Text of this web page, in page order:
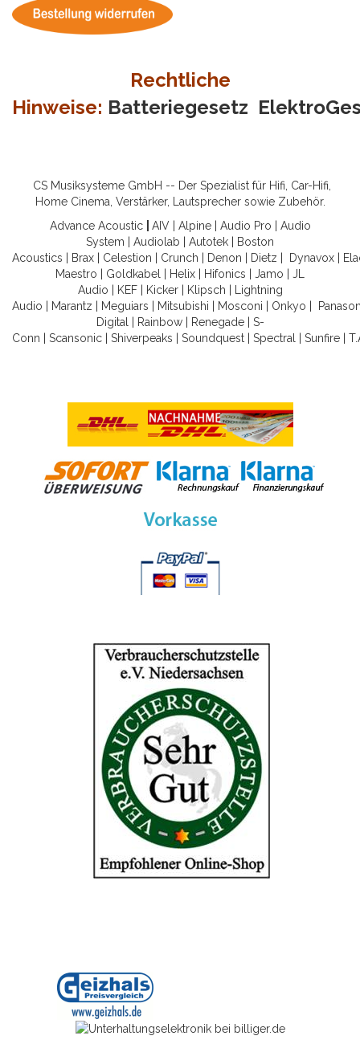
Rechtliche
Hinweise: Batteriegesetz
CS Musiksysteme GmbH -- Der Spezialist für Hifi, Car-Hifi,
Home Cinema, Verstärker, Lautsprecher sowie Zubehör.
Advance Acoustic
AIV| Alpine| Audio Pro
Audio
System
Audiolab Autotek
Boston
Acoustics
Brax Celestion Crunch Denon Dietz Dynavox
Maestro
Goldkabel Helix Hifonics Jamo
JL
Audio
KEF| Kicker| Klipsch
Lightning
Audio
Marantz Meguiars Mitsubishi Mosconi Onkyo
Digital
Rainbow| Renegade| S-
Conn
Scansonic Shiverpeaks Soundquest Spectral Sunfire